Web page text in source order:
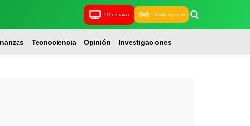
TV en vivo Radio en vivo
Tecnociencia Opinión Investigaciones